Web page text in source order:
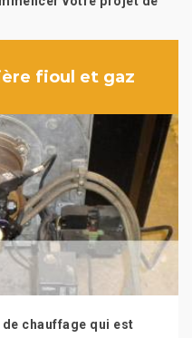
fioul et gaz
chauffage qui est